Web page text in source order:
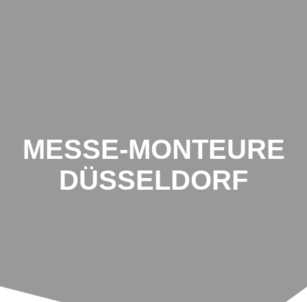
MESSE-MONTEURE
DÜSSELDORF